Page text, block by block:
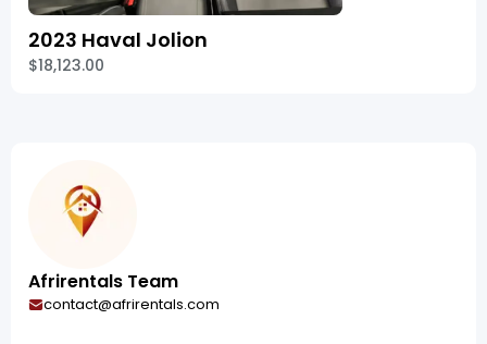
2023 Haval Jolion
$18,123.00
Afrirentals Team
contact@afrirentals.com